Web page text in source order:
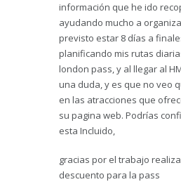
información que he ido
ayudando mucho a
previsto estar 8 días a
planificando mis rutas
london pass, y al llegar al
una duda, y es que no veo
en las atracciones que
su pagina web. Podrías
esta Incluido,
gracias por el trabajo
descuento para la pass